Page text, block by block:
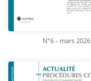
N°6 - mars 2026